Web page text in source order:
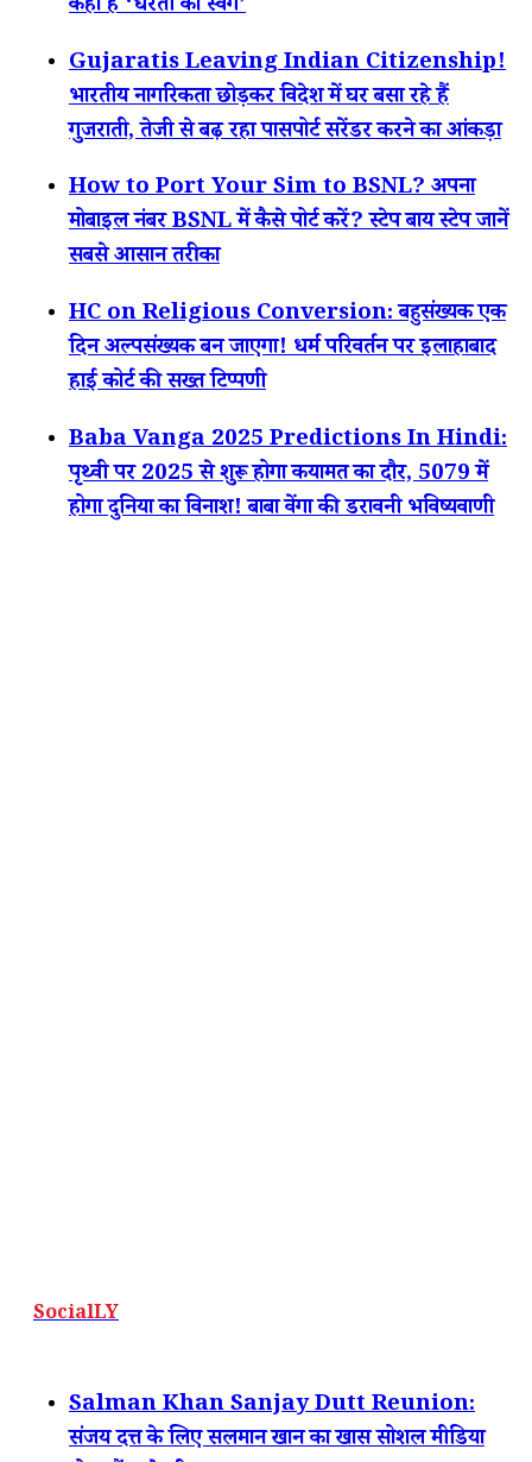
कहां है ‘धरती का स्वर्ग’
Gujaratis Leaving Indian Citizenship!
भारतीय नागरिकता छोड़कर विदेश में घर बसा रहे हैं
गुजराती, तेजी से बढ़ रहा पासपोर्ट सरेंडर करने का आंकड़ा
How to Port Your Sim to BSNL? अपना
मोबाइल नंबर BSNL में कैसे पोर्ट करें? स्टेप बाय स्टेप जानें
सबसे आसान तरीका
HC on Religious Conversion: बहुसंख्यक एक
दिन अल्पसंख्यक बन जाएगा! धर्म परिवर्तन पर इलाहाबाद
हाई कोर्ट की सख्त टिप्पणी
Baba Vanga 2025 Predictions In Hindi:
पृथ्वी पर 2025 से शुरू होगा कयामत का दौर, 5079 में
होगा दुनिया का विनाश! बाबा वेंगा की डरावनी भविष्यवाणी
SocialLY
Salman Khan Sanjay Dutt Reunion:
संजय दत्त के लिए सलमान खान का खास सोशल मीडिया